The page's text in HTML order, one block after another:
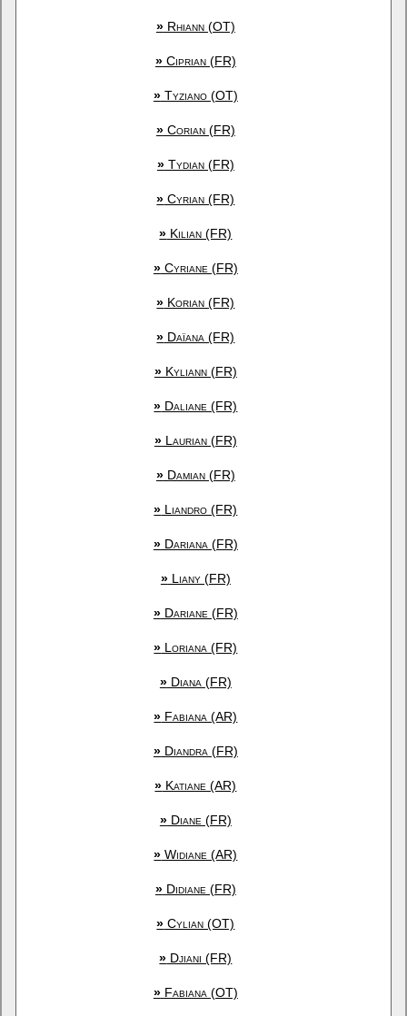
»Rhiann (OT)
»Ciprian (FR)
»Tyziano (OT)
»Corian (FR)
»Tydian (FR)
» Cyrian (FR)
» Kilian (FR)
»Cyriane (FR)
» Korian (FR)
» Daïana (FR)
»Kyliann (FR)
» Daliane (FR)
»Laurian (FR)
»Damian (FR)
» Liandro (FR)
»Dariana (FR)
»Liany (FR)
»Dariane (FR)
» Loriana (FR)
»Diana (FR)
» Fabiana (AR)
»Diandra (FR)
» Katiane (AR)
»Diane (FR)
» Widiane (AR)
»Didiane (FR)
» Cylian (OT)
» Djiani (FR)
»Fabiana (OT)